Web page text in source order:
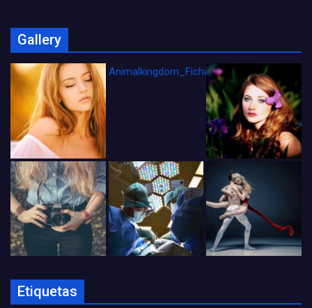
Gallery
Animalkingdom_FichaCine
Etiquetas